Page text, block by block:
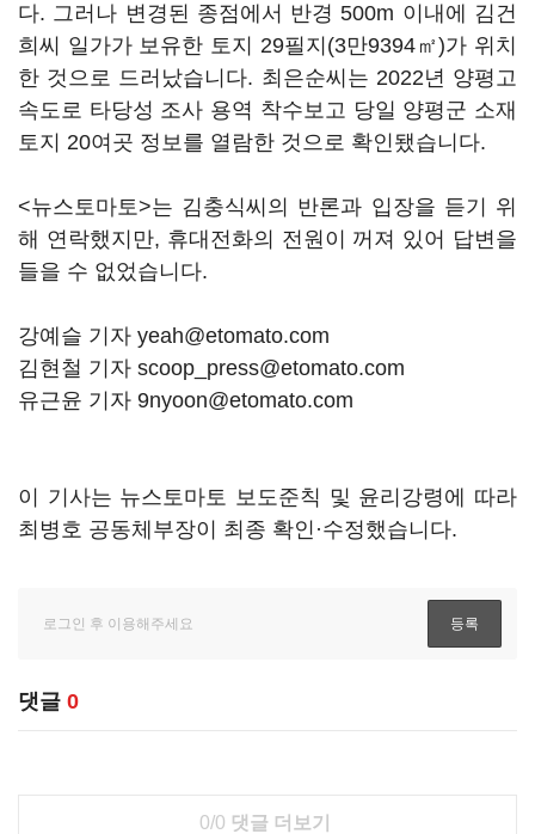
다. 그러나 변경된 종점에서 반경 500m 이내에 김건
희씨 일가가 보유한 토지 29필지(3만9394㎡)가 위치
한 것으로 드러났습니다. 최은순씨는 2022년 양평고
속도로 타당성 조사 용역 착수보고 당일 양평군 소재
토지 20여곳 정보를 열람한 것으로 확인됐습니다.
<뉴스토마토>는 김충식씨의 반론과 입장을 듣기 위
해 연락했지만, 휴대전화의 전원이 꺼져 있어 답변을
들을 수 없었습니다.
강예슬 기자 yeah@etomato.com
김현철 기자 scoop_press@etomato.com
유근윤 기자 9nyoon@etomato.com
이 기사는 뉴스토마토 보도준칙 및 윤리강령에 따라
최병호 공동체부장이 최종 확인·수정했습니다.
댓글 0
0/0 댓글 더보기